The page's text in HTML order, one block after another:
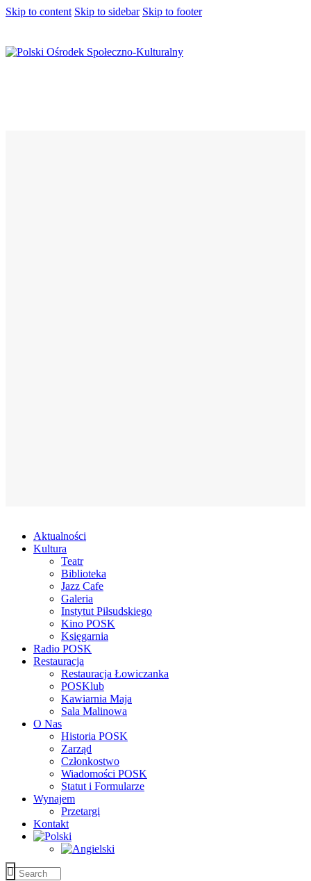
Skip to content Skip to sidebar Skip to footer
Aktualności
Kultura
Teatr
Biblioteka
Jazz Cafe
Galeria
Instytut Piłsudskiego
Kino POSK
Księgarnia
Radio POSK
Restauracja
Restauracja Łowiczanka
POSKlub
Kawiarnia Maja
Sala Malinowa
O Nas
Historia POSK
Zarząd
Członkostwo
Wiadomości POSK
Statut i Formularze
Wynajem
Przetargi
Kontakt